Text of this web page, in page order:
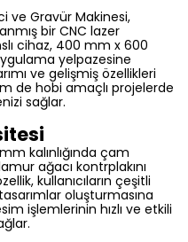
ve Gravür Makinesi,
bir CNC lazer
cihaz, 400 mm x 600
yelpazesine
ve gelişmiş özellikleri
de hobi amaçlı projelerde
sağlar.
kalınlığında çam
ağacı kontrplakını
kullanıcıların çeşitli
oluşturmasına
işlemlerinin hızlı ve etkili